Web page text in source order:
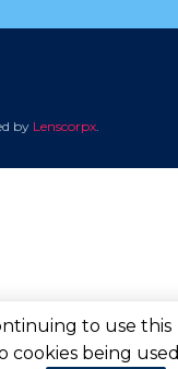
by Lenscorpx.
to use this
cookies being